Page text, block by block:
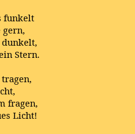
funkelt
Stern.
fragen,
Licht!